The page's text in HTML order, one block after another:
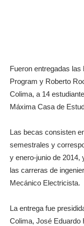
Fueron entregadas
Program y Roberto
Colima, a 14
Máxima Casa de
Las becas consisten
semestrales y
y enero-junio de 2014,
las carreras de
Mecánico Electricista.
La entrega fue
Colima, José Eduardo